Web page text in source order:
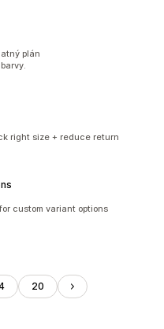
plán
right size + reduce return
custom variant options
20